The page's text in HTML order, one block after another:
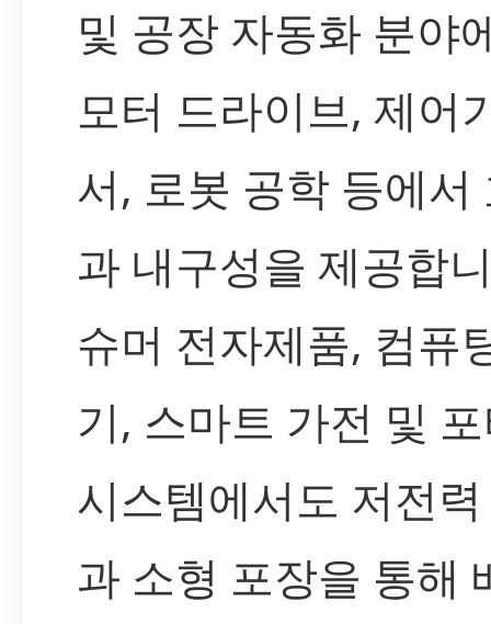
및 공장 자동화 분야
모터 드라이브, 제어
서, 로봇 공학 등에서
과 내구성을 제공합
슈머 전자제품, 컴퓨
기, 스마트 가전 및
시스템에서도 저전
과 소형 포장을 통해